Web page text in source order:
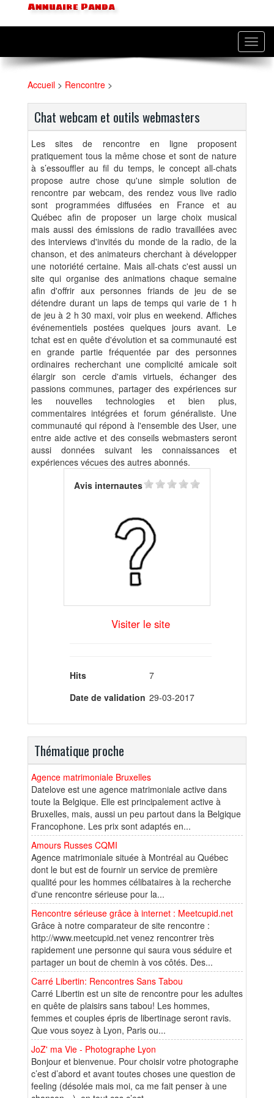
Annuaire Panda
Accueil > Rencontre >
Chat webcam et outils webmasters
Les sites de rencontre en ligne proposent
pratiquement tous la même chose et sont de nature
à s’essouffler au fil du temps, le concept all-chats
propose autre chose qu'une simple solution de
rencontre par webcam, des rendez vous live radio
sont programmées diffusées en France et au
Québec afin de proposer un large choix musical
mais aussi des émissions de radio travaillées avec
des interviews d'invités du monde de la radio, de la
chanson, et des animateurs cherchant à développer
une notoriété certaine. Mais all-chats c'est aussi un
site qui organise des animations chaque semaine
afin d'offrir aux personnes friands de jeu de se
détendre durant un laps de temps qui varie de 1 h
de jeu à 2 h 30 maxi, voir plus en weekend. Affiches
événementiels postées quelques jours avant. Le
tchat est en quête d'évolution et sa communauté est
en grande partie fréquentée par des personnes
ordinaires recherchant une complicité amicale soit
élargir son cercle d'amis virtuels, échanger des
passions communes, partager des expériences sur
les nouvelles technologies et bien plus,
commentaires intégrées et forum généraliste. Une
communauté qui répond à l'ensemble des User, une
entre aide active et des conseils webmasters seront
aussi données suivant les connaissances et
expériences vécues des autres abonnés.
Avis internautes
Visiter le site
Hits
7
Date de validation 29-03-2017
Thématique proche
Agence matrimoniale Bruxelles
Datelove est une agence matrimoniale active dans
toute la Belgique. Elle est principalement active à
Bruxelles, mais, aussi un peu partout dans la Belgique
Francophone. Les prix sont adaptés en...
Amours Russes CQMI
Agence matrimoniale située à Montréal au Québec
dont le but est de fournir un service de première
qualité pour les hommes célibataires à la recherche
d'une rencontre sérieuse pour la...
Rencontre sérieuse grâce à internet : Meetcupid.net
Grâce à notre comparateur de site rencontre :
http://www.meetcupid.net venez rencontrer très
rapidement une personne qui saura vous séduire et
partager un bout de chemin à vos côtés. Des...
Carré Libertin: Rencontres Sans Tabou
Carré Libertin est un site de rencontre pour les adultes
en quête de plaisirs sans tabou! Les hommes,
femmes et couples épris de libertinage seront ravis.
Que vous soyez à Lyon, Paris ou...
JoZ' ma Vie - Photographe Lyon
Bonjour et bienvenue. Pour choisir votre photographe
c’est d’abord et avant toutes choses une question de
feeling (désolée mais moi, ca me fait penser à une